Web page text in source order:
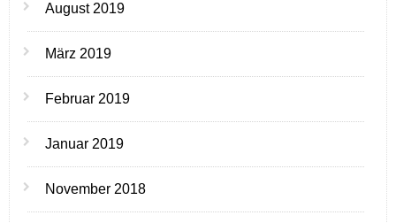
August 2019
März 2019
Februar 2019
Januar 2019
November 2018